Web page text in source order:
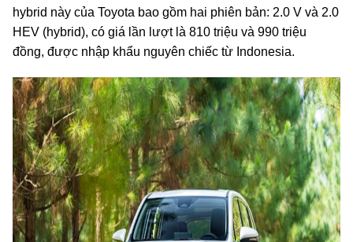
hybrid này của Toyota bao gồm hai phiên bản: 2.0 V và 2.0
HEV (hybrid), có giá lần lượt là 810 triệu và 990 triệu
đồng, được nhập khẩu nguyên chiếc từ Indonesia.